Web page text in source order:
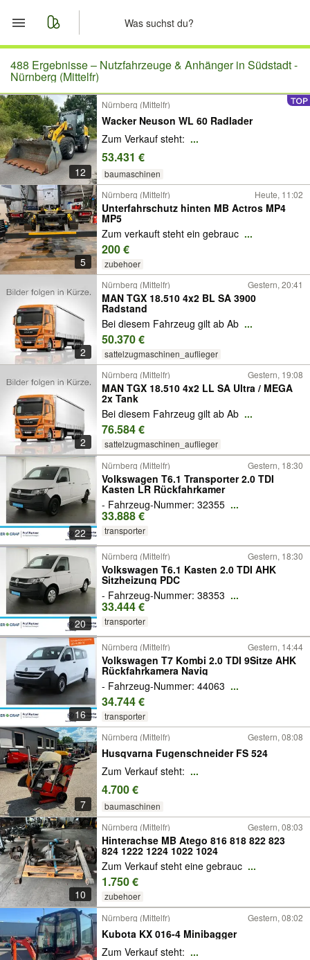
Start
Merkliste
Nachrichten
Anzeige aufgeben
488 Ergebnisse – Nutzfahrzeuge & Anhänger in Südstadt -
Nürnberg (Mittelfr)
12
Nürnberg (Mittelfr)
Wacker Neuson WL 60 Radlader
Zum Verkauf steht: ...
53.431 €
baumaschinen
5
Nürnberg (Mittelfr) Heute, 11:02
Unterfahrschutz hinten MB Actros MP4
MP5
Zum verkauft steht ein gebrauc ...
200 €
zubehoer
2
Nürnberg (Mittelfr) Gestern, 20:41
MAN TGX 18.510 4x2 BL SA 3900
Radstand
Bei diesem Fahrzeug gilt ab Ab ...
50.370 €
sattelzugmaschinen_auflieger
2
Nürnberg (Mittelfr) Gestern, 19:08
MAN TGX 18.510 4x2 LL SA Ultra / MEGA
2x Tank
Bei diesem Fahrzeug gilt ab Ab ...
76.584 €
sattelzugmaschinen_auflieger
22
Nürnberg (Mittelfr) Gestern, 18:30
Volkswagen T6.1 Transporter 2.0 TDI
Kasten LR Rückfahrkamer
- Fahrzeug-Nummer: 32355 ...
33.888 €
transporter
20
Nürnberg (Mittelfr) Gestern, 18:30
Volkswagen T6.1 Kasten 2.0 TDI AHK
Sitzheizung PDC
- Fahrzeug-Nummer: 38353 ...
33.444 €
transporter
16
Nürnberg (Mittelfr) Gestern, 14:44
Volkswagen T7 Kombi 2.0 TDI 9Sitze AHK
Rückfahrkamera Navig
- Fahrzeug-Nummer: 44063 ...
34.744 €
transporter
7
Nürnberg (Mittelfr) Gestern, 08:08
Husqvarna Fugenschneider FS 524
Zum Verkauf steht: ...
4.700 €
baumaschinen
10
Nürnberg (Mittelfr) Gestern, 08:03
Hinterachse MB Atego 816 818 822 823
824 1222 1224 1022 1024
Zum Verkauf steht eine gebrauc ...
1.750 €
zubehoer
Nürnberg (Mittelfr) Gestern, 08:02
Kubota KX 016-4 Minibagger
Zum Verkauf steht: ...